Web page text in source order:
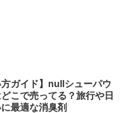
方ガイド】nullシューパウ
こで売ってる？旅行や日
最適な消臭剤